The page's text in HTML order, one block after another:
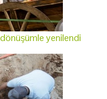
yenilendi